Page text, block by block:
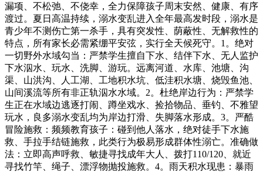
漏项、不松弛、不侥幸，全力保障孩子周末安然、健康、有序
渡过。夏日高温持续，溺水变乱进入全年最高发时段，溺水是
青少年不测伤亡第一杀手，具有突发性、荫蔽性、无解救性的
特点，所有家长必需紧绷平安弦，实行全天候死守。1。绝对
一切野外水域勾当：严禁学生擅自下水、结伴下水、无人监护
下水泅水、玩水、洗脚、游玩。远离河道、水库、池塘、沟
渠、山洪沟、人工湖、工地积水坑、低洼积水塘、烧毁鱼池、
山间溪流等所有非正轨泅水水域。2。杜绝岸边行为：严禁学
生正在水域边逃逐打闹、蹲坐戏水、捡拾物品、垂钓、不雅望
玩水，良多溺水变乱均为岸边打滑、失脚落水形成。3。严酷
冒险施救：频频教育孩子：碰到他人落水，绝对徒手下水施
救、手拉手结链施救，此类行为极易形成群体性溺亡。准确做
法：立即高声呼救、敏捷寻找成年大人、拨打110/120、就近
寻找竹竿、绳子、漂浮物抛投施救。4。雨天积水现患：暴雨